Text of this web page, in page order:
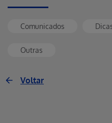
Comunicados
Outras
Voltar